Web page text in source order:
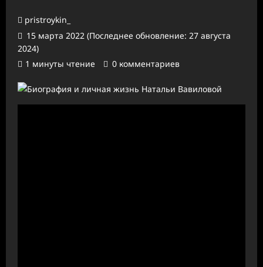
pristroykin_
15 марта 2022 (Последнее обновление: 27 августа
2024)
1 минуты чтение
0 комментариев